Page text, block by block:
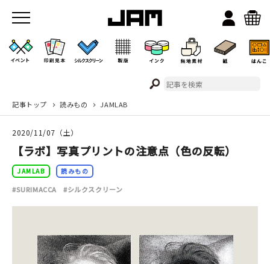
JAMのこと
お店/ワークスペース
イベント
記事トップ 読みもの JAMLAB
2020/11/07（土）
【ラボ】写真プリントの注意点（色の反転）
JAMLAB 読みもの
#SURIMACCA #シルクスクリーン